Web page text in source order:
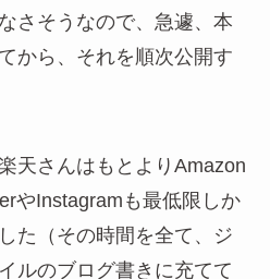
さそうなので、急遽、本
から、それを順次公開す
天さんはもとよりAmazon
やInstagramも最低限しか
た（その時間を全て、ジ
ルのブログ書きに充てて